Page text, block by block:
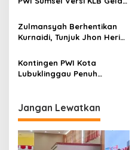
o
s
Zulmansyah Berhentikan
Kurnaidi, Tunjuk Jhon Heri
Kontingen PWI Kota
Lubuklinggau Penuh
Jangan Lewatkan